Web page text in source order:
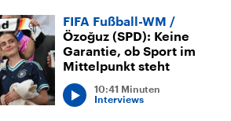
FIFA Fußball-WM
Özoğuz (SPD): Keine
Garantie, ob Sport im
Mittelpunkt steht
10:41 Minuten
Interviews